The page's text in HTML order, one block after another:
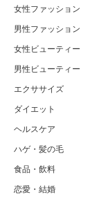
女性ファッション
男性ファッション
女性ビューティー
男性ビューティー
エクササイズ
ダイエット
ヘルスケア
ハゲ・髪の毛
食品・飲料
恋愛・結婚